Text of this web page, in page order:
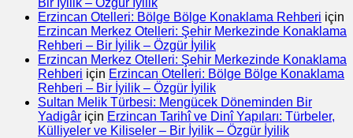
Erzincan Otelleri: Bölge Bölge Konaklama Rehberi için
Erzincan Merkez Otelleri: Şehir Merkezinde Konaklama
Rehberi – Bir İyilik – Özgür İyilik
Erzincan Merkez Otelleri: Şehir Merkezinde Konaklama
Rehberi için Erzincan Otelleri: Bölge Bölge Konaklama
Rehberi – Bir İyilik – Özgür İyilik
Sultan Melik Türbesi: Mengücek Döneminden Bir
Yadigâr için Erzincan Tarihî ve Dinî Yapıları: Türbeler,
Külliyeler ve Kiliseler – Bir İyilik – Özgür İyilik